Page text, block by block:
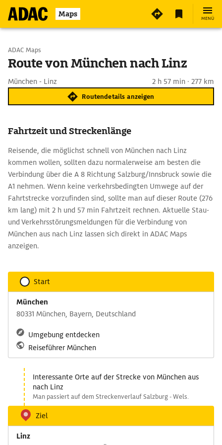
Maps MENÜ
Start wählen
ADAC Maps
Route von München nach Linz
München - Linz 2 h 57 min · 277 km
Routendetails anzeigen
Fahrtzeit und Streckenlänge
Reisende, die möglichst schnell von München nach Linz
kommen wollen, sollten dazu normalerweise am besten die
Verbindung über die A 8 Richtung Salzburg/Innsbruck sowie die
A1 nehmen. Wenn keine verkehrsbedingten Umwege auf der
Fahrtstrecke vorzufinden sind, sollte man auf dieser Route (276
km lang) mit 2 h und 57 min Fahrtzeit rechnen. Aktuelle Stau-
und Verkehrsstörungsmeldungen für die Verbindung von
München aus nach Linz lassen sich direkt in ADAC Maps
anzeigen.
Start
München
80331 München, Bayern, Deutschland
Umgebung entdecken
Reiseführer München
Interessante Orte auf der Strecke von München aus
nach Linz
Man passiert auf dem Streckenverlauf Salzburg - Wels.
Ziel
Linz